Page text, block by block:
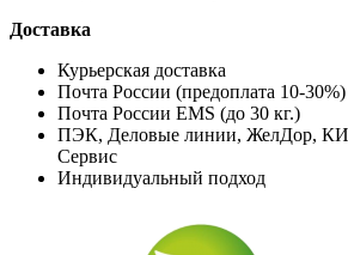
Доставка
Курьерская доставка
Почта России (предоплата 10-30%)
Почта России EMS (до 30 кг.)
ПЭК, Деловые линии, ЖелДор,
Сервис
Индивидуальный подход